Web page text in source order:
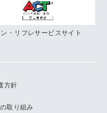
・リフレサービスサイト
方針
取り組み